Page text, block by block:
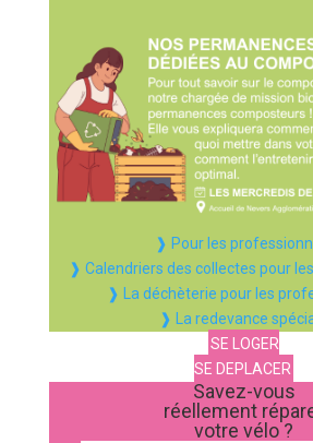
❱ Pour les
❱ Calendriers des collectes pour
❱ La déchèterie pour les
❱ La redevance
SE LOGER
SE DEPLACER
Savez-vous
réellement
votre vélo ?